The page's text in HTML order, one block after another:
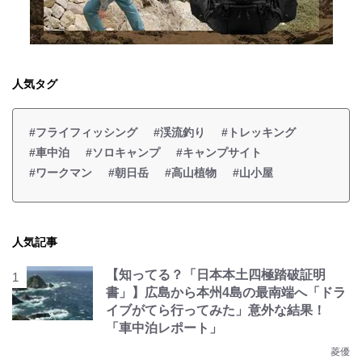
人気タグ
#フライフィッシング #渓流釣り
#トレッキング
#車中泊
#ソロキャンプ
#キャンプサイト
#ワークマン
#朝日岳 #高山植物 #山小屋
人気記事
【知ってる？「日本本土四極踏破証明
書」】広島から本州4島の最南端へ「ドラ
イブがてら行ってみた」意外な結果！
「車中泊レポート」
菱優